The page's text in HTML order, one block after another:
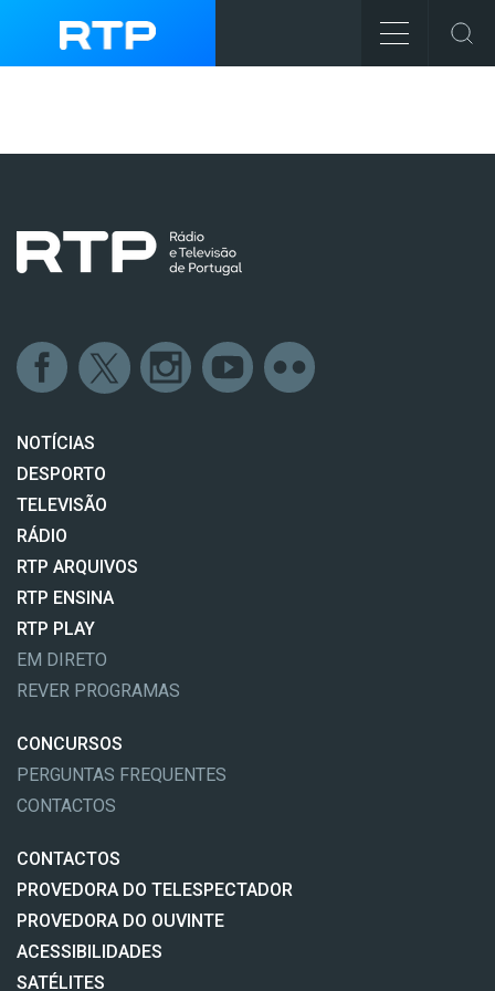
NOTÍCIAS
DESPORTO
TELEVISÃO
RÁDIO
RTP ARQUIVOS
RTP ENSINA
RTP PLAY
EM DIRETO
REVER PROGRAMAS
CONCURSOS
PERGUNTAS FREQUENTES
CONTACTOS
CONTACTOS
PROVEDORA DO TELESPECTADOR
PROVEDORA DO OUVINTE
ACESSIBILIDADES
SATÉLITES